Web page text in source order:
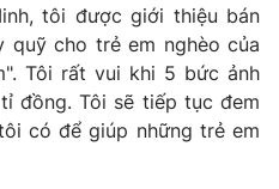
VTV Thể thao
Bất động sản
tôi được giới thiệu bán
cho trẻ em nghèo của
Tôi rất vui khi 5 bức ảnh
đồng. Tôi sẽ tiếp tục đem
có để giúp những trẻ em